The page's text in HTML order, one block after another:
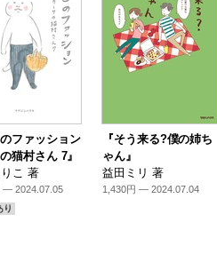
のファッション
猫村さん 7』
こ 著
— 2024.07.05
り
『そう来る?僕の姉ち
ゃん』
益田ミリ 著
1,430円 — 2024.07.04